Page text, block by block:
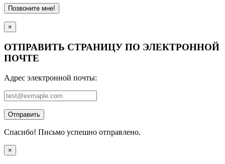
Позвоните мне!
×
ОТПРАВИТЬ СТРАНИЦУ ПО ЭЛЕКТРОННОЙ
ПОЧТЕ
Адрес электронной почты:
Отправить
Спасибо! Письмо успешно отправлено.
×